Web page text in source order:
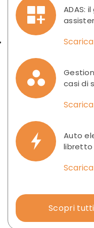
ADAS:
casi di
Auto
Scopri